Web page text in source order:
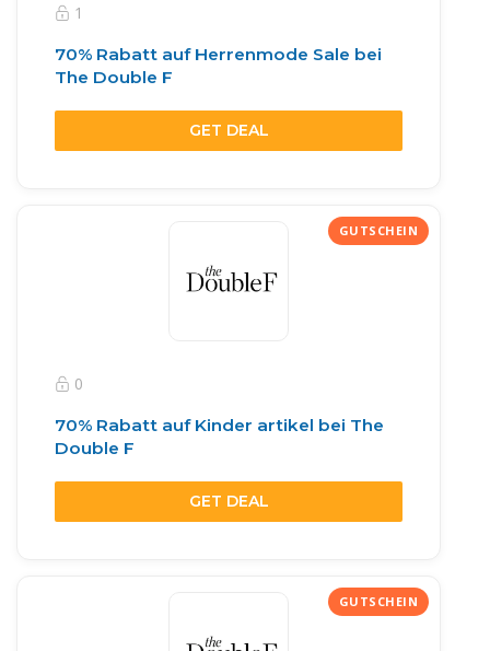
1
70% Rabatt auf Herrenmode Sale bei
The Double F
GET DEAL
0
70% Rabatt auf Kinder artikel bei The
Double F
GET DEAL